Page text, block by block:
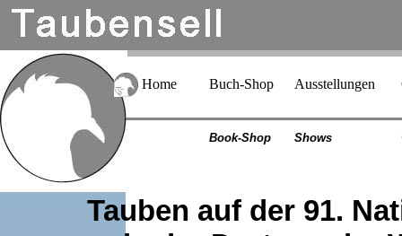
Home Buch-Shop Ausstellungen
Book-Shop Shows
Tauben auf der 91.